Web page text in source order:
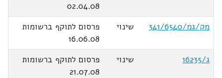
02.04.08
מק/גמ/341/6540
שינוי
פרסום לתוקף ברשומות
16.06.08
ג/16235
שינוי
פרסום לתוקף ברשומות
21.07.08